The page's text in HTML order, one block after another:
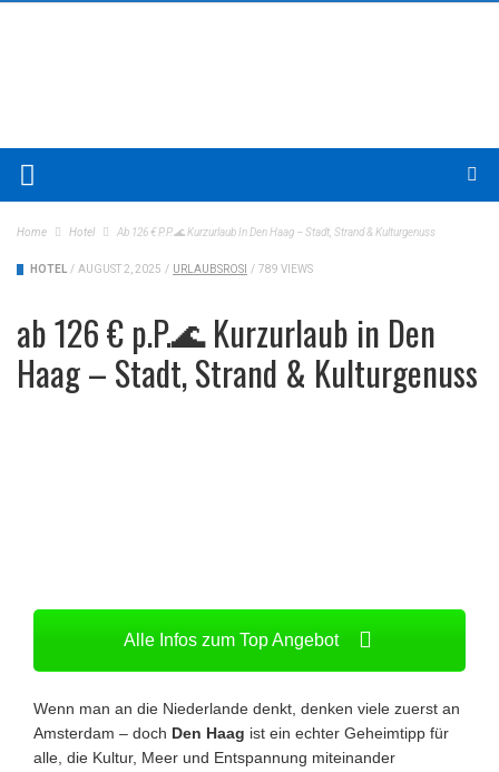
Home Hotel Ab 126 € P.P.🌊 Kurzurlaub In Den Haag – Stadt, Strand & Kulturgenuss
HOTEL / AUGUST 2, 2025 / URLAUBSROSI / 789 VIEWS
ab 126 € p.P.🌊 Kurzurlaub in Den
Haag – Stadt, Strand & Kulturgenuss
Alle Infos zum Top Angebot
Wenn man an die Niederlande denkt, denken viele zuerst an
Amsterdam – doch Den Haag ist ein echter Geheimtipp für
alle, die Kultur, Meer und Entspannung miteinander